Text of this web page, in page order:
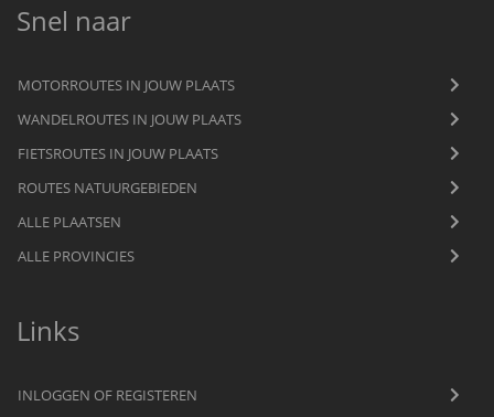
Snel naar
MOTORROUTES IN JOUW PLAATS
WANDELROUTES IN JOUW PLAATS
FIETSROUTES IN JOUW PLAATS
ROUTES NATUURGEBIEDEN
ALLE PLAATSEN
ALLE PROVINCIES
Links
INLOGGEN OF REGISTEREN